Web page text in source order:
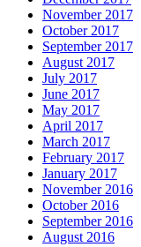
November 2017
October 2017
September 2017
August 2017
July 2017
June 2017
May 2017
April 2017
March 2017
February 2017
January 2017
November 2016
October 2016
September 2016
August 2016